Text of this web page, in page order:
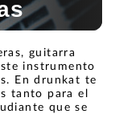
guitarra
instrumento
En drunkat te
tanto para el
que se